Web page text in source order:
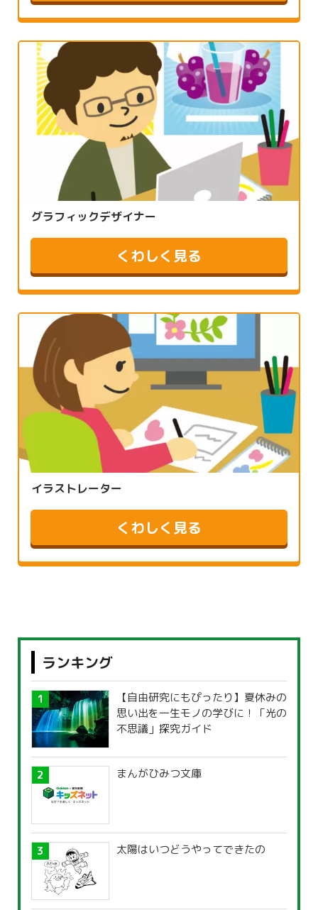
グラフィックデザイナー
くわしく見る
イラストレーター
くわしく見る
ランキング
【自由研究にもぴったり】夏休みの
思い出を一生モノの学びに！「光の
不思議」探究ガイド
まんがひみつ文庫
太陽はいつどうやってできたの